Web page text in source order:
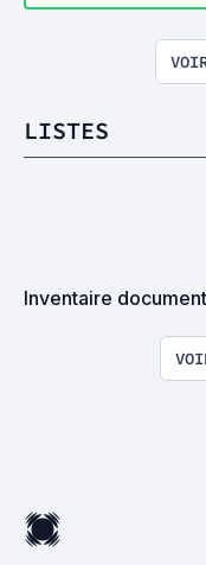
LISTES
Inventaire